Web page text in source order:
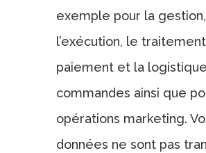
exemple pour la gestion,
l’exécution, le
paiement et la
commandes ainsi que
opérations marketing.
données ne sont pas